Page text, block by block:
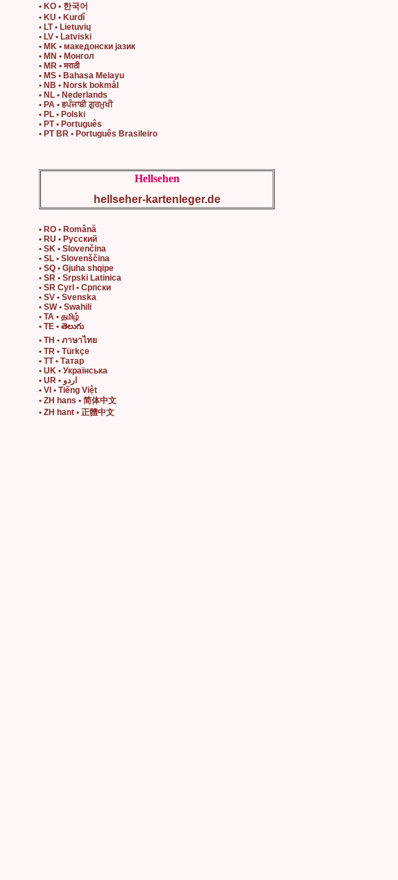
• KO • 한국어
• KU • Kurdî
• LT • Lietuvių
• LV • Latviski
• MK • македонски јазик
• MN • Монгол
• MR • मराठी
• MS • Bahasa Melayu
• NB • Norsk bokmål
• NL • Nederlands
• PA • हਪੰਜਾਬੀ ਗੁਰਮੁਖੀ
• PL • Polski
• PT • Português
• PT BR • Português Brasileiro
Hellsehen
hellseher-kartenleger.de
• RO • Română
• RU • Русский
• SK • Slovenčina
• SL • Slovenščina
• SQ • Gjuha shqipe
• SR • Srpski Latinica
• SR Cyrl • Српски
• SV • Svenska
• SW • Swahili
• TA • தமிழ்
• TE • తెలుగు
• TH • ภาษาไทย
• TR • Türkçe
• TT • Татар
• UK • Українська
• UR • اردو
• VI • Tiếng Việt
• ZH hans • 简体中文
• ZH hant • 正體中文